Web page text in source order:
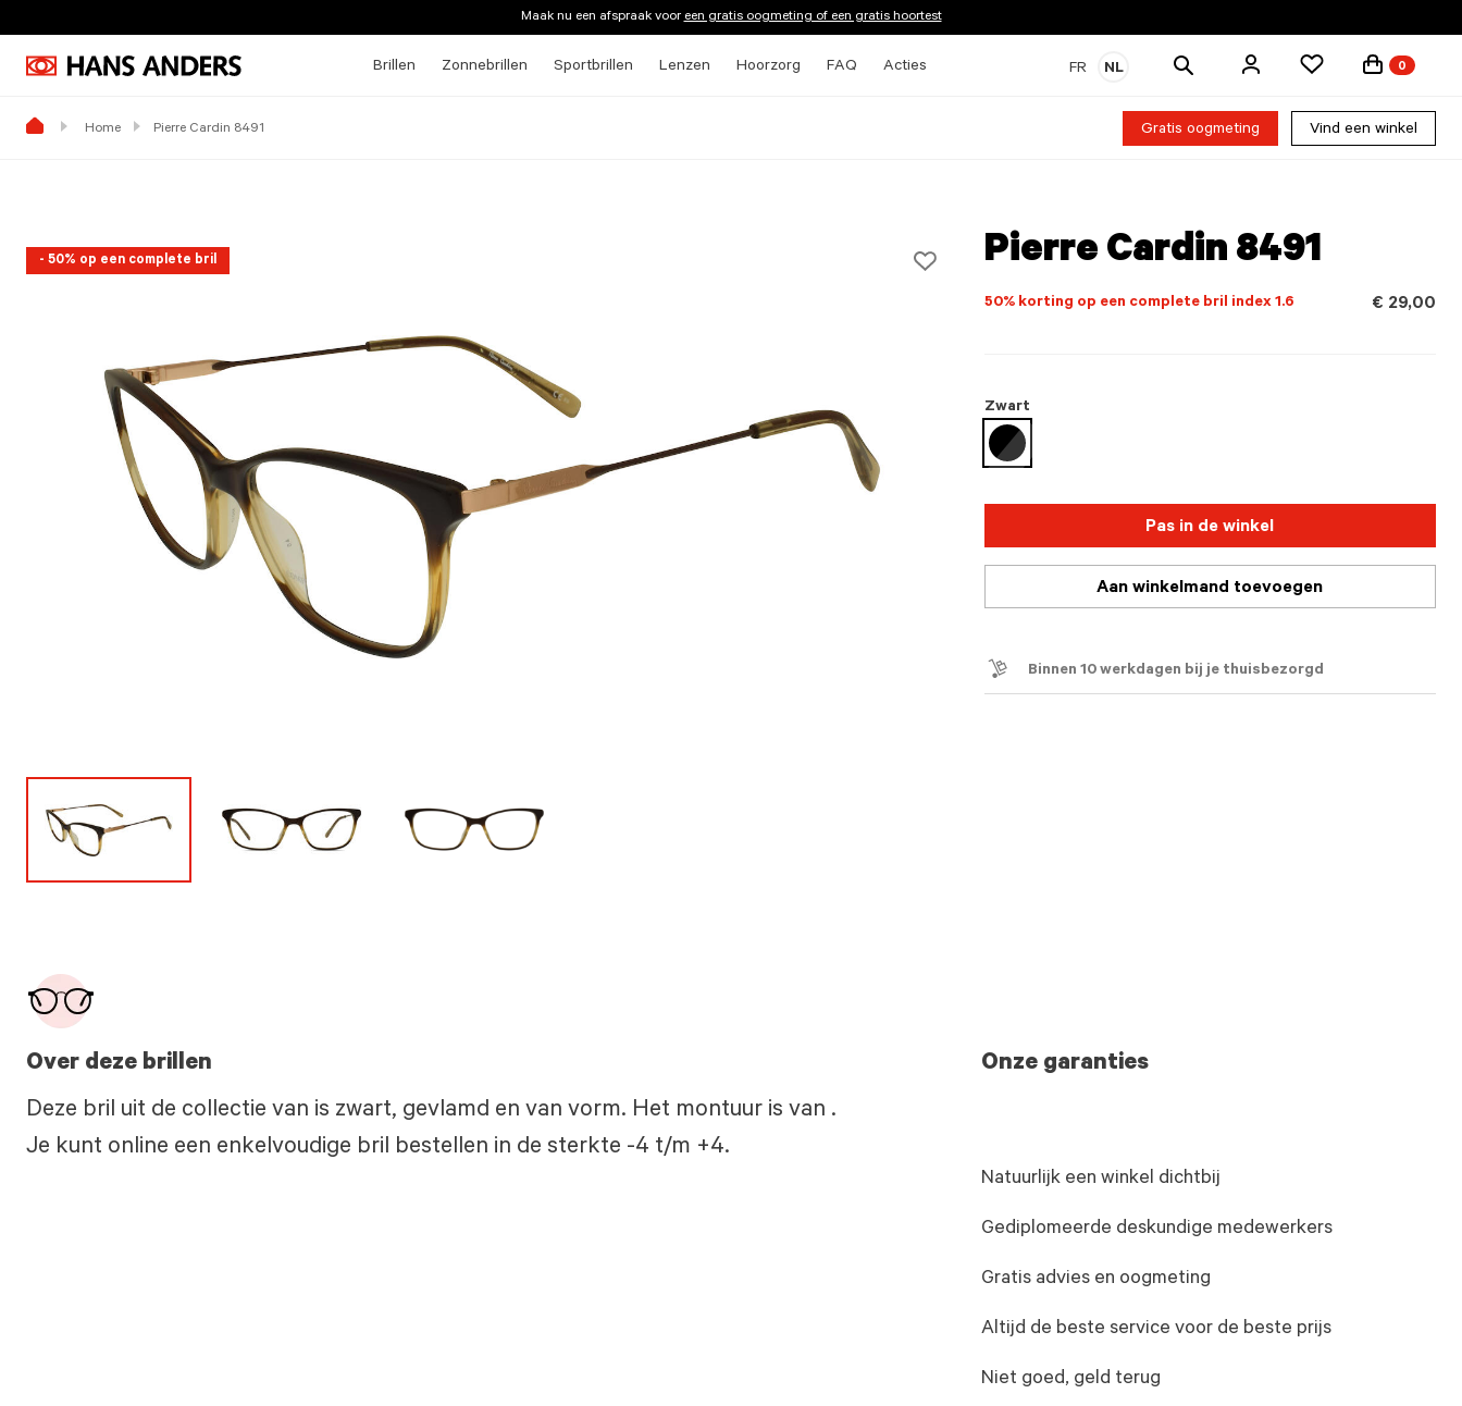
Maak nu een afspraak vooreen gratis oogmeting of een gratis hoortest
Brillen Zonnebrillen Sportbrillen Lenzen Hoorzorg FAQ Acties FR NL
Zoek
0
Home Pierre Cardin 8491 Gratis oogmeting Vind een winkel
- 50% op een complete bril Pierre Cardin 8491
50% korting op een complete bril index 1.6 € 29,00
Zwart
geselecteerd
Pas in de winkel
Aan winkelmand toevoegen
Binnen 10 werkdagen bij je thuisbezorgd
Over deze brillen
Deze bril uit de collectie van is zwart, gevlamd en van vorm. Het montuur is van .
Je kunt online een enkelvoudige bril bestellen in de sterkte -4 t/m +4.
Onze garanties
Natuurlijk een winkel dichtbij
Gediplomeerde deskundige medewerkers
Gratis advies en oogmeting
Altijd de beste service voor de beste prijs
Niet goed, geld terug